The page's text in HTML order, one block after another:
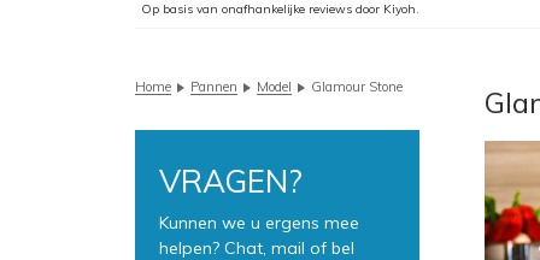
Op basis van onafhankelijke reviews door Kiyoh.
Home Pannen Model Glamour Stone
VRAGEN?
Kunnen we u ergens mee
helpen? Chat, mail of bel